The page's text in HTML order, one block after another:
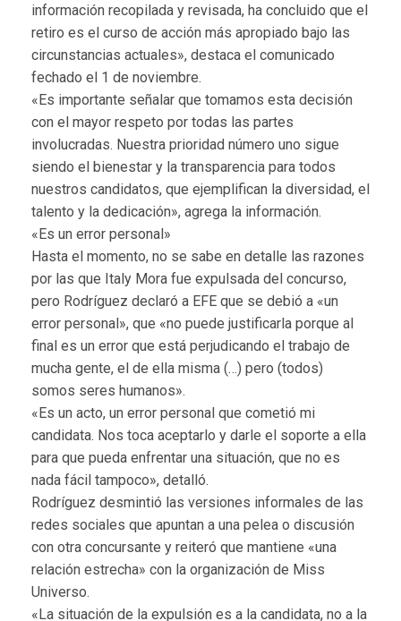
información recopilada y revisada, ha concluido que el
retiro es el curso de acción más apropiado bajo las
circunstancias actuales», destaca el comunicado
fechado el 1 de noviembre.
«Es importante señalar que tomamos esta decisión
con el mayor respeto por todas las partes
involucradas. Nuestra prioridad número uno sigue
siendo el bienestar y la transparencia para todos
nuestros candidatos, que ejemplifican la diversidad, el
talento y la dedicación», agrega la información.
«Es un error personal»
Hasta el momento, no se sabe en detalle las razones
por las que Italy Mora fue expulsada del concurso,
pero Rodríguez declaró a EFE que se debió a «un
error personal», que «no puede justificarla porque al
final es un error que está perjudicando el trabajo de
mucha gente, el de ella misma (…) pero (todos)
somos seres humanos».
«Es un acto, un error personal que cometió mi
candidata. Nos toca aceptarlo y darle el soporte a ella
para que pueda enfrentar una situación, que no es
nada fácil tampoco», detalló.
Rodríguez desmintió las versiones informales de las
redes sociales que apuntan a una pelea o discusión
con otra concursante y reiteró que mantiene «una
relación estrecha» con la organización de Miss
Universo.
«La situación de la expulsión es a la candidata, no a la